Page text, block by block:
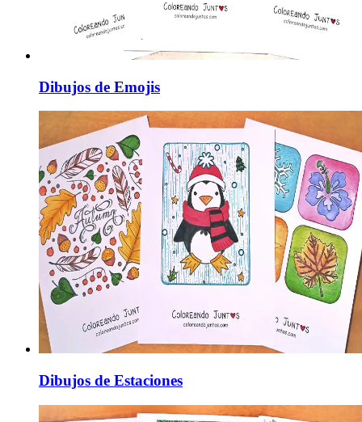
Dibujos de Emojis
Dibujos de Estaciones